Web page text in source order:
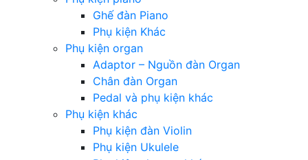
Ghế đàn Piano
Phụ kiện Khác
Phụ kiện organ
Adaptor – Nguồn đàn Organ
Chân đàn Organ
Pedal và phụ kiện khác
Phụ kiện khác
Phụ kiện đàn Violin
Phụ kiện Ukulele